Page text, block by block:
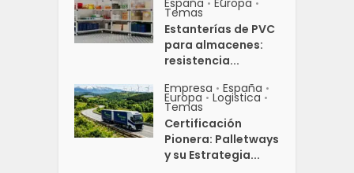
• •
Temas
Estanterías de PVC
para almacenes:
resistencia...
Empresa • España •
Europa • Logistica •
Temas
Certificación
Pionera: Palletways
y su Estrategia...